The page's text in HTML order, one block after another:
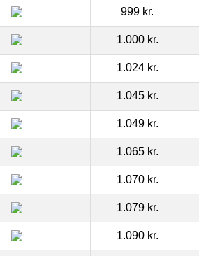
999 kr.
1.000 kr.
1.024 kr.
1.045 kr.
1.049 kr.
1.065 kr.
1.070 kr.
1.079 kr.
1.090 kr.